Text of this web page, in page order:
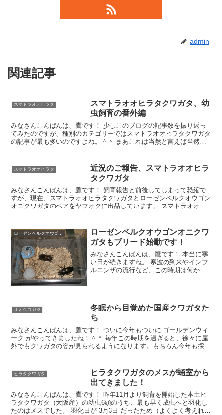
admin
関連記事
スマトラオオヒラタ
スマトラオオヒラタクワガタ、幼
虫飼育の番外編
みなさんこんばんは、鷹です！ 少しこのブログの記事数を振り返っ
てみたのですが、種別のカテゴリーではスマトラオオヒラタクワガタ
の記事が最も多いのですよね。＾＾ まあこれは当然と言えば当然の
スマトラオオヒラタ
近況のご報告、スマトラオオヒラ
タクワガタ
みなさんこんばんは、鷹です！ 飼育報告と前後してしまって恐縮で
すが、現在、スマトラオオヒラタクワガタとローゼンベルクオウゴン
オニクワガタのペアをヤフオクに出品しています。 スマトラオオヒ
ローゼンベルクオウゴンオニ
ローゼンベルクオウゴンオニクワ
ガタもブリード始動です！
みなさんこんばんは、鷹です！ 本当に寒
い日が続きますね。 寒波の到来やインフ
ルエンザの流行など、この時期は何かと
ます。 皆さんも健
オオクワガタ
冬眠から目覚めた国産クワガタた
ち
みなさんこんばんは、鷹です！ ついに今年もついに ゴールデンウィ
ーク がやってきましたね！＾＾ 毎年この時期を過ぎると、徐々に屋
外でもクワガタの姿が見られるようになります。もちろん今年も採集
ヒラタクワガタ
ヒラタクワガタのメスが蛹室から
出てきました！
みなさんこんばんは、鷹です！ 昨年11月より飼育を開始した本土ヒ
ラタクワガタ（大阪産）の幼虫6頭のうち、最も早く成虫へと羽化し
たのはメスでした。 羽化日が 3月3日 だったため（よくよく考えれば